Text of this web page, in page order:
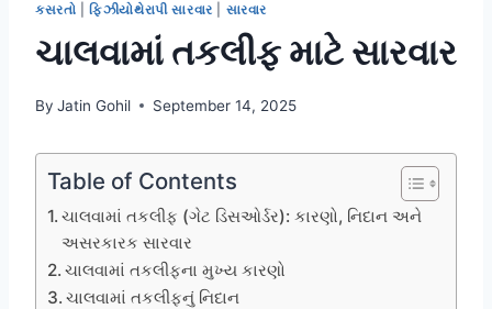
કસરતો |ફિઝીયોથેરાપી સારવાર સારવાર
ચાલવામાં તકલીફ માટે સારવાર
By Jatin Gohil September 14, 2025
Table of Contents
ચાલવામાં તકલીફ (ગેટ ડિસઓર્ડર): કારણો, નિદાન અને
અસરકારક સારવાર
ચાલવામાં તકલીફના મુખ્ય કારણો
ચાલવામાં તકલીફનું નિદાન